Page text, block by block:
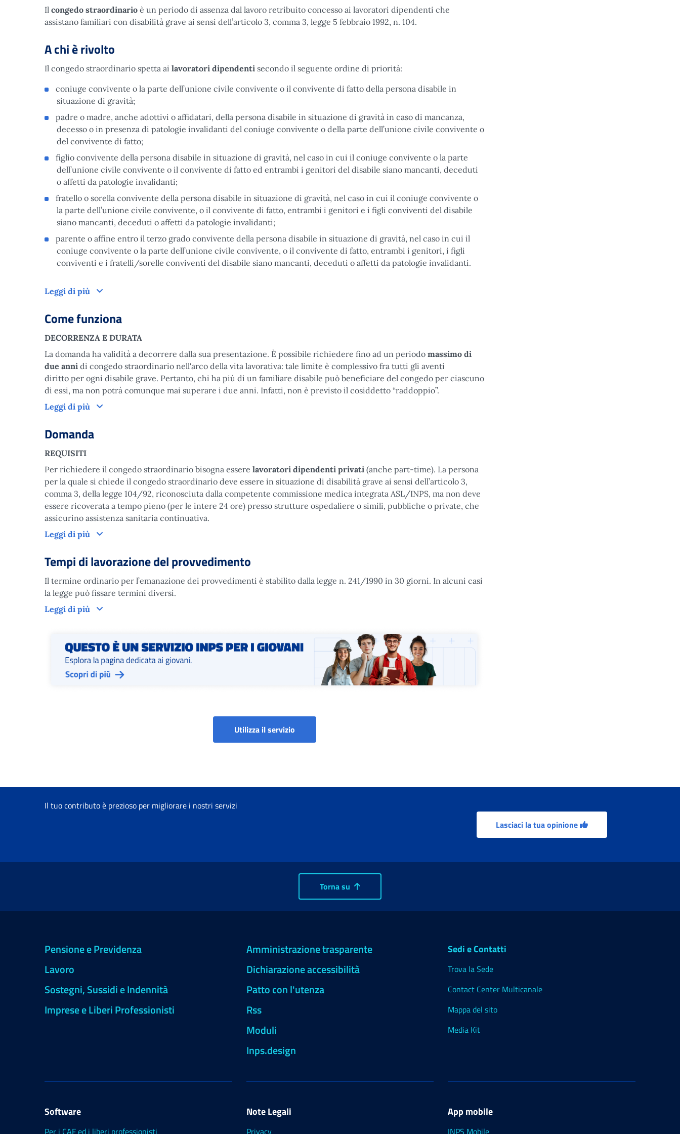
Il congedo straordinario è un periodo di assenza dal lavoro retribuito concesso ai lavoratori dipendenti che
assistano familiari con disabilità grave ai sensi dell’articolo 3, comma 3, legge 5 febbraio 1992, n. 104.
A chi è rivolto
Il congedo straordinario spetta ai lavoratori dipendenti secondo il seguente ordine di priorità:
coniuge convivente o la parte dell’unione civile convivente o il convivente di fatto della persona disabile in
situazione di gravità;
padre o madre, anche adottivi o affidatari, della persona disabile in situazione di gravità in caso di mancanza,
decesso o in presenza di patologie invalidanti del coniuge convivente o della parte dell’unione civile convivente o
del convivente di fatto;
figlio convivente della persona disabile in situazione di gravità, nel caso in cui il coniuge convivente o la parte
dell’unione civile convivente o il convivente di fatto ed entrambi i genitori del disabile siano mancanti, deceduti
o affetti da patologie invalidanti;
fratello o sorella convivente della persona disabile in situazione di gravità, nel caso in cui il coniuge convivente o
la parte dell’unione civile convivente, o il convivente di fatto, entrambi i genitori e i figli conviventi del disabile
siano mancanti, deceduti o affetti da patologie invalidanti;
parente o affine entro il terzo grado convivente della persona disabile in situazione di gravità, nel caso in cui il
coniuge convivente o la parte dell’unione civile convivente, o il convivente di fatto, entrambi i genitori, i figli
conviventi e i fratelli/sorelle conviventi del disabile siano mancanti, deceduti o affetti da patologie invalidanti.
Leggi di più A chi è rivolto
Come funziona
DECORRENZA E DURATA
La domanda ha validità a decorrere dalla sua presentazione. È possibile richiedere fino ad un periodo massimo di
due anni di congedo straordinario nell'arco della vita lavorativa: tale limite è complessivo fra tutti gli aventi
diritto per ogni disabile grave. Pertanto, chi ha più di un familiare disabile può beneficiare del congedo per ciascuno
di essi, ma non potrà comunque mai superare i due anni. Infatti, non è previsto il cosiddetto “raddoppio”.
Leggi di più
Come funziona
Domanda
REQUISITI
Per richiedere il congedo straordinario bisogna essere lavoratori dipendenti privati (anche part-time). La persona
per la quale si chiede il congedo straordinario deve essere in situazione di disabilità grave ai sensi dell’articolo 3,
comma 3, della legge 104/92, riconosciuta dalla competente commissione medica integrata ASL/INPS, ma non deve
essere ricoverata a tempo pieno (per le intere 24 ore) presso strutture ospedaliere o simili, pubbliche o private, che
assicurino assistenza sanitaria continuativa.
Leggi di più
Domanda
Tempi di lavorazione del provvedimento
Il termine ordinario per l’emanazione dei provvedimenti è stabilito dalla legge n. 241/1990 in 30 giorni. In alcuni casi
la legge può fissare termini diversi.
Leggi di più
Tempi di lavorazione del provvedimento
Utilizza il servizio
Il tuo contributo è prezioso per migliorare i nostri servizi
Lasciaci la tua opinione
Torna su
Pensione e Previdenza
Lavoro
Sostegni, Sussidi e Indennità
Imprese e Liberi Professionisti
Amministrazione trasparente
Dichiarazione accessibilità
Patto con l'utenza
Rss
Moduli
Inps.design
Sedi e Contatti
Trova la Sede
Contact Center Multicanale
Mappa del sito
Media Kit
Software Note Legali App mobile